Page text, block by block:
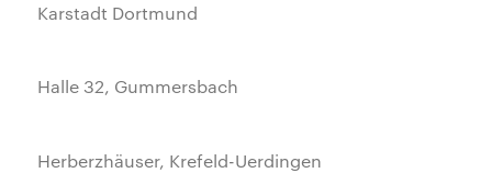
Karstadt Dortmund
Halle 32, Gummersbach
Herberzhäuser, Krefeld-Uerdingen